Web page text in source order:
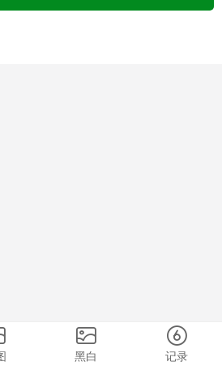
黑白 记录